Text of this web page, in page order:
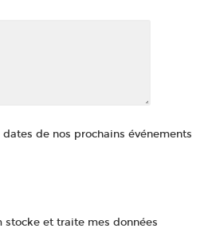
de nos prochains événements
stocke et traite mes données